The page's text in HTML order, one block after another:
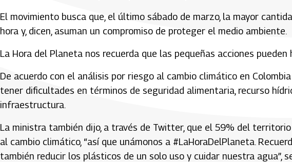
El movimiento busca que, el último sábado de marzo, la mayor
hora y, dicen, asuman un compromiso de proteger el medio ambiente.
La Hora del Planeta nos recuerda que las pequeñas acciones
De acuerdo con el análisis por riesgo al cambio climático en
tener dificultades en términos de seguridad alimentaria, recurso
infraestructura.
La ministra también dijo, a través de Twitter, que el 59% del
al cambio climático, “así que unámonos a #LaHoraDelPlaneta.
también reducir los plásticos de un solo uso y cuidar nuestra agua”,